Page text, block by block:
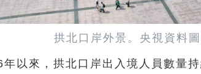
拱北口岸外景。央視資料圖
以來，拱北口岸出入境人員數量